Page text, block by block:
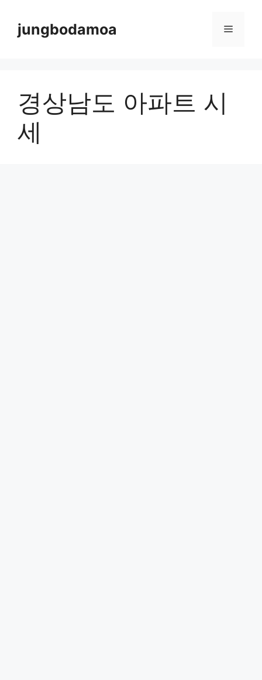
contentjungbodamoa Menu
경상남도 아파트 시
세